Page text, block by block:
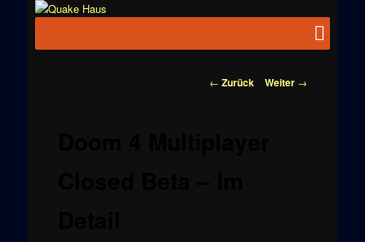
News zu
Beitragsnavigation
← Zurück Weiter →